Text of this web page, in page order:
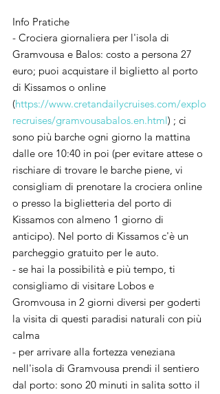
Info Pratiche
- Crociera giornaliera per l'isola di
Gramvousa e Balos: costo a persona 27
euro; puoi acquistare il biglietto al porto
di Kissamos o online
(https://www.cretandailycruises.com/explo
recruises/gramvousabalos.en.html) ; ci
sono più barche ogni giorno la mattina
dalle ore 10:40 in poi (per evitare attese o
rischiare di trovare le barche piene, vi
consigliam di prenotare la crociera online
o presso la biglietteria del porto di
Kissamos con almeno 1 giorno di
anticipo). Nel porto di Kissamos c'è un
parcheggio gratuito per le auto.
- se hai la possibilità e più tempo, ti
consigliamo di visitare Lobos e
Gromvousa in 2 giorni diversi per goderti
la visita di questi paradisi naturali con più
calma
- per arrivare alla fortezza veneziana
nell'isola di Gramvousa prendi il sentiero
dal porto: sono 20 minuti in salita sotto il